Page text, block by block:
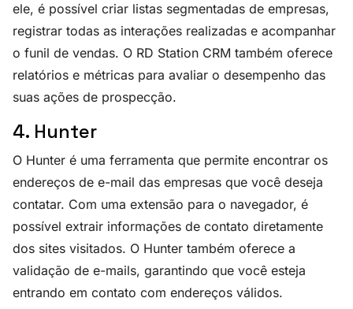
ele, é possível criar listas segmentadas de empresas,
registrar todas as interações realizadas e acompanhar
o funil de vendas. O RD Station CRM também oferece
relatórios e métricas para avaliar o desempenho das
suas ações de prospecção.
4. Hunter
O Hunter é uma ferramenta que permite encontrar os
endereços de e-mail das empresas que você deseja
contatar. Com uma extensão para o navegador, é
possível extrair informações de contato diretamente
dos sites visitados. O Hunter também oferece a
validação de e-mails, garantindo que você esteja
entrando em contato com endereços válidos.